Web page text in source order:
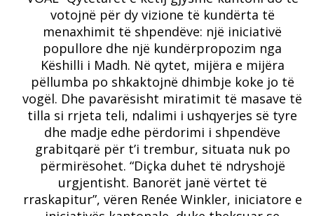
votojnë për dy vizione të kundërta të
menaxhimit të shpendëve: një iniciativë
popullore dhe një kundërpropozim nga
Këshilli i Madh. Në qytet, mijëra e mijëra
pëllumba po shkaktojnë dhimbje koke jo të
vogël. Dhe pavarësisht miratimit të masave të
tilla si rrjeta teli, ndalimi i ushqyerjes së tyre
dhe madje edhe përdorimi i shpendëve
grabitqarë për t’i trembur, situata nuk po
përmirësohet. “Diçka duhet të ndryshojë
urgjentisht. Banorët janë vërtet të
rraskapitur”, vëren Renée Winkler, iniciatore e